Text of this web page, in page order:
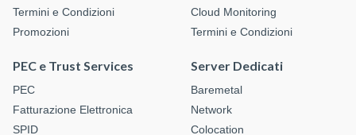
Termini e Condizioni
Promozioni
Cloud Monitoring
Termini e Condizioni
PEC e Trust Services
PEC
Fatturazione Elettronica
SPID
Server Dedicati
Baremetal
Network
Colocation